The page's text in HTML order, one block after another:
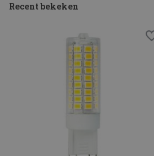
Recent bekeken